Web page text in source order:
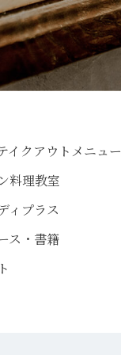
イクアウトメニュー
料理教室
ィプラス
ス・書籍